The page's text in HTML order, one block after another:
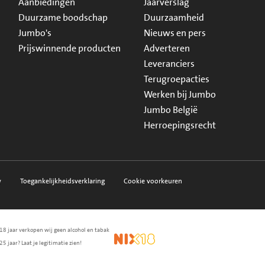
Duurzame boodschap
Jumbo's
Prijswinnende producten
Duurzaamheid
Nieuws en pers
Adverteren
Leveranciers
Terugroepacties
Werken bij Jumbo
Jumbo België
Herroepingsrecht
Toegankelijkheidsverklaring Cookie voorkeuren
jaar verkopen wij geen alcohol en tabak
jaar? Laat je legitimatie zien!
NIX18